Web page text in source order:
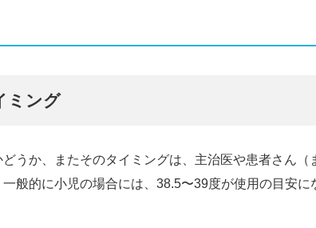
ミング
うか、またそのタイミングは、主治医や患者さん（
般的に小児の場合には、38.5〜39度が使用の目安